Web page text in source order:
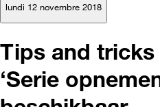
lundi 12 novembre 2018
Tips and
‘Serie